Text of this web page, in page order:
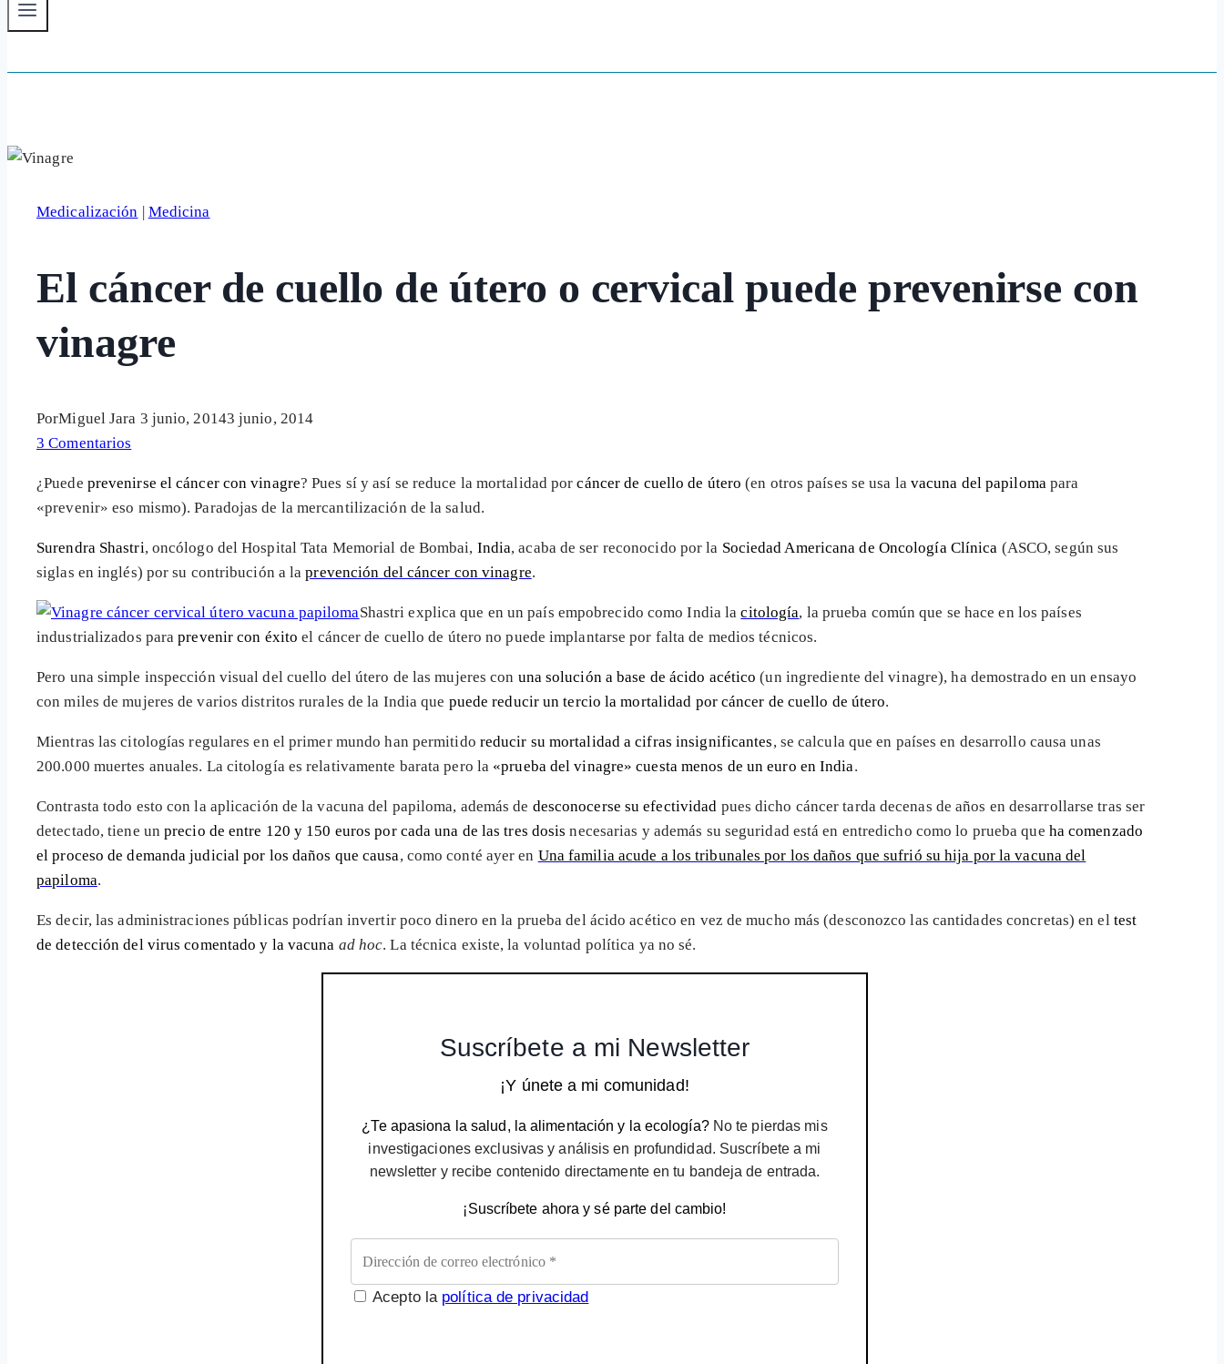
Medicalización | Medicina
El cáncer de cuello de útero o cervical puede prevenirse con
vinagre
PorMiguel Jara 3 junio, 20143 junio, 2014
3 Comentarios
¿Puede prevenirse el cáncer con vinagre? Pues sí y así se reduce la mortalidad porcáncer de cuello de útero (en otros países se usa la vacuna del papiloma para
«prevenir» eso mismo). Paradojas de la mercantilización de la salud.
Surendra Shastri, oncólogo del Hospital Tata Memorial de Bombai, India, acaba de ser reconocido por la Sociedad Americana de Oncología Clínica (ASCO, según sus
siglas en inglés) por su contribución a laprevención del cáncer con vinagre.
Shastri explica que en un país empobrecido como India lacitología, la prueba común que se hace en los países
industrializados paraprevenir con éxito el cáncer de cuello de útero no puede implantarse por falta de medios técnicos.
Pero una simple inspección visual del cuello del útero de las mujeres con una solución a base de ácido acético (un ingrediente del vinagre), ha demostrado en un ensayo
con miles de mujeres de varios distritos rurales de la India que puede reducir un tercio la mortalidad por cáncer de cuello de útero.
Mientras las citologías regulares en el primer mundo han permitido reducir su mortalidad a cifras insignificantes, se calcula que en países en desarrollo causa unas
200.000 muertes anuales. La citología es relativamente barata pero la «prueba del vinagre» cuesta menos de un euro en India.
Contrasta todo esto con la aplicación de la vacuna del papiloma, además de desconocerse su efectividad pues dicho cáncer tarda decenas de años en desarrollarse tras ser
detectado, tiene unprecio de entre 120 y 150 euros por cada una de las tres dosis necesarias y además su seguridad está en entredicho como lo prueba que ha comenzado
el proceso de demanda judicial por los daños que causa, como conté ayer en Una familia acude a los tribunales por los daños que sufrió su hija por la vacuna del
papiloma.
Es decir, las administraciones públicas podrían invertir poco dinero en la prueba del ácido acético en vez de mucho más (desconozco las cantidades concretas) en el test
de detección del virus comentado y la vacuna ad hoc. La técnica existe, la voluntad política ya no sé.
Suscríbete a mi Newsletter
¡Y únete a mi comunidad!
¿Te apasiona la salud, la alimentación y la ecología?No te pierdas mis
investigaciones exclusivas y análisis en profundidad. Suscríbete a mi
newsletter y recibe contenido directamente en tu bandeja de entrada.
¡Suscríbete ahora y sé parte del cambio!
Acepto la política de privacidad